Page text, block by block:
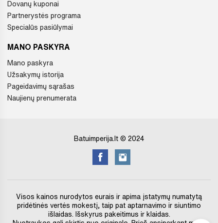
Dovanų kuponai
Partnerystės programa
Specialūs pasiūlymai
MANO PASKYRA
Mano paskyra
Užsakymų istorija
Pageidavimų sąrašas
Naujienų prenumerata
Batuimperija.lt © 2024
Visos kainos nurodytos eurais ir apima įstatymų numatytą
pridėtinės vertės mokestį, taip pat aptarnavimo ir siuntimo
išlaidas. Išskyrus pakeitimus ir klaidas.